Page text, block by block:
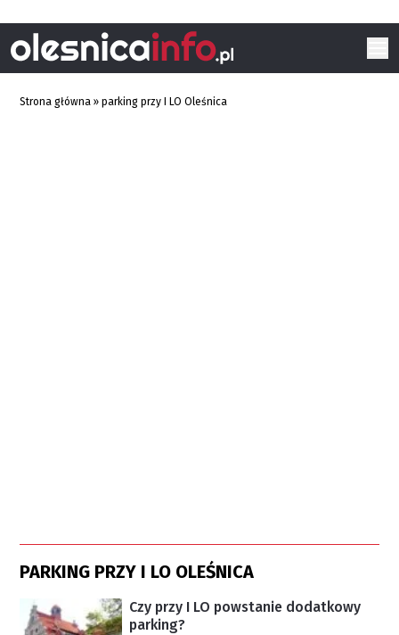
Strona główna »parking przy I LO Oleśnica
PARKING PRZY I LO OLEŚNICA
Czy przy I LO powstanie dodatkowy
parking?